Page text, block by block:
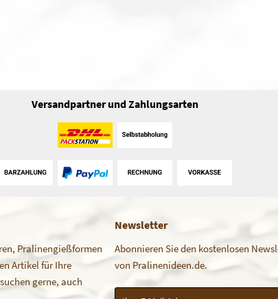
Versandpartner und Zahlungsarten
Pralinengießformen
Artikel für Ihre
gerne, auch
Newsletter
Abonnieren Sie den kostenlosen
von Pralinenideen.de.